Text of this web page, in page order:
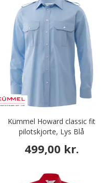
Kümmel Howard classic fit
pilotskjorte, Lys Blå
499,00 kr.